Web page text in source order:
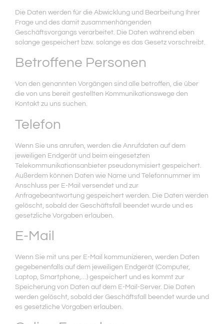
Die Daten werden für die Abwicklung und Bearbeitung Ihrer
Frage und des damit zusammenhängenden
Geschäftsvorgangs verarbeitet. Die Daten während eben
solange gespeichert bzw. solange es das Gesetz vorschreibt.
Betroffene Personen
Von den genannten Vorgängen sind alle betroffen, die über
die von uns bereit gestellten Kommunikationswege den
Kontakt zu uns suchen.
Telefon
Wenn Sie uns anrufen, werden die Anrufdaten auf dem
jeweiligen Endgerät und beim eingesetzten
Telekommunikationsanbieter pseudonymisiert gespeichert.
Außerdem können Daten wie Name und Telefonnummer im
Anschluss per E-Mail versendet und zur
Anfragebeantwortung gespeichert werden. Die Daten werden
gelöscht, sobald der Geschäftsfall beendet wurde und es
gesetzliche Vorgaben erlauben.
E-Mail
Wenn Sie mit uns per E-Mail kommunizieren, werden Daten
gegebenenfalls auf dem jeweiligen Endgerät (Computer,
Laptop, Smartphone,…) gespeichert und es kommt zur
Speicherung von Daten auf dem E-Mail-Server. Die Daten
werden gelöscht, sobald der Geschäftsfall beendet wurde und
es gesetzliche Vorgaben erlauben.